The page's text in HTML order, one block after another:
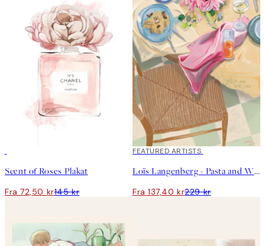
Scent of Roses Plakat
Fra 72,50 kr145 kr
40%*
FEATURED ARTISTS
Loïs Langenberg - Pasta and Wine Club Plakat
Fra 137,40 kr229 kr